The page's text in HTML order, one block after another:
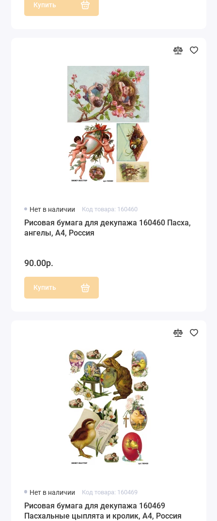
Купить
Нет в наличии Код товара: 160460
Рисовая бумага для декупажа 160460 Пасха,
ангелы, А4, Россия
90.00р.
Купить
Нет в наличии Код товара: 160469
Рисовая бумага для декупажа 160469
Пасхальные цыплята и кролик, А4, Россия